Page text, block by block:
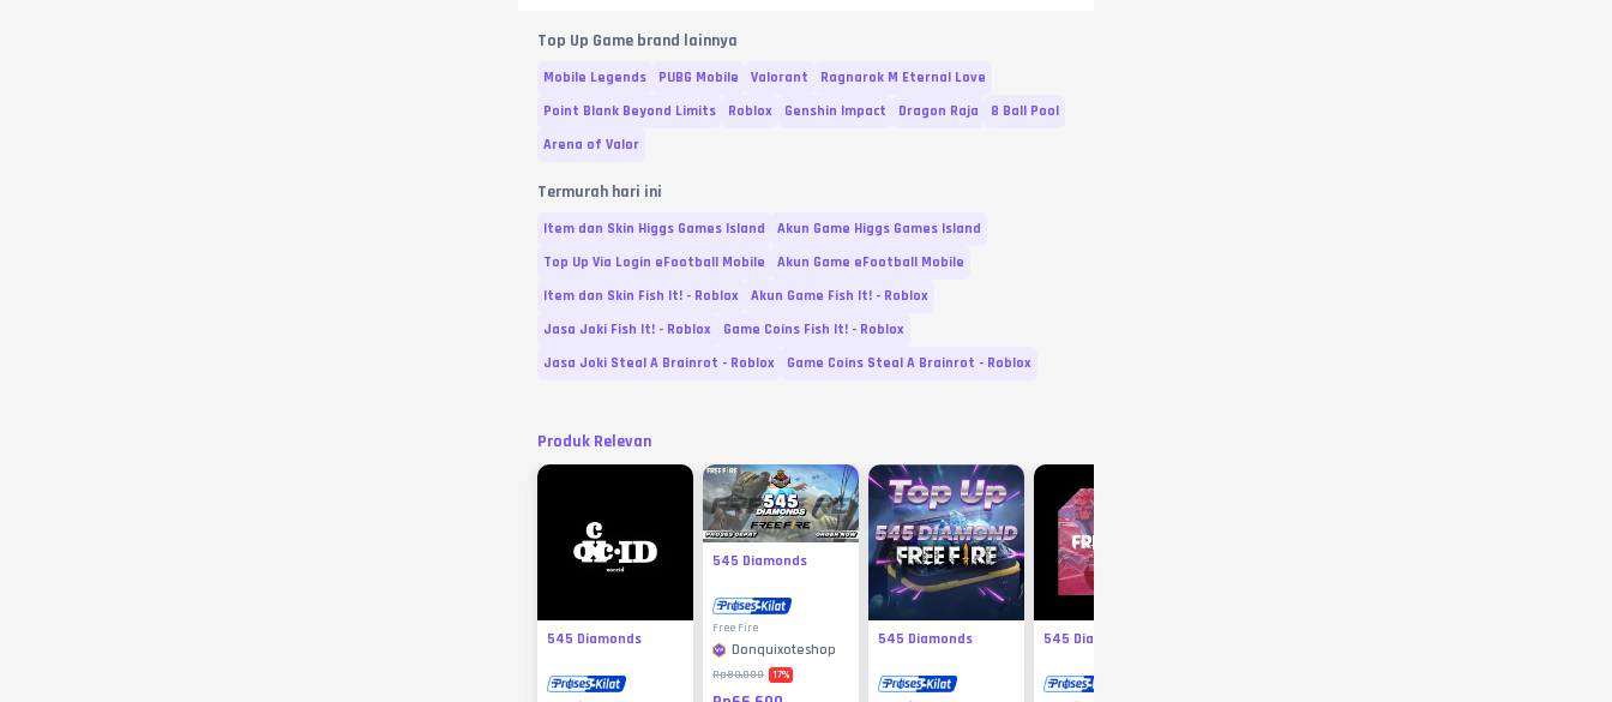
Top Up Game brand lainnya
Mobile Legends PUBG Mobile Valorant
Ragnarok M Eternal Love
Point Blank Beyond Limits
Roblox Genshin Impact Dragon Raja
8 Ball Pool
Arena of Valor
Termurah hari ini
Item dan Skin Higgs Games Island
Akun Game Higgs Games Island
Top Up Via Login eFootball Mobile
Akun Game eFootball Mobile
Item dan Skin Fish It! - Roblox
Akun Game Fish It! - Roblox
Jasa Joki Fish It! - Roblox
Game Coins Fish It! - Roblox
Jasa Joki Steal A Brainrot - Roblox
Game Coins Steal A Brainrot - Roblox
Produk Relevan
545 Diamonds
545 Diamonds
Free Fire
Donquixoteshop
Rp80.000 17%
545 Diamonds 545 Diamonds